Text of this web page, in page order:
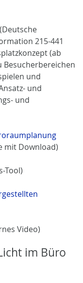
215-441
(ab
Besucherbereichen
und
und
und
mit Download)
Tool)
Video)
im Büro